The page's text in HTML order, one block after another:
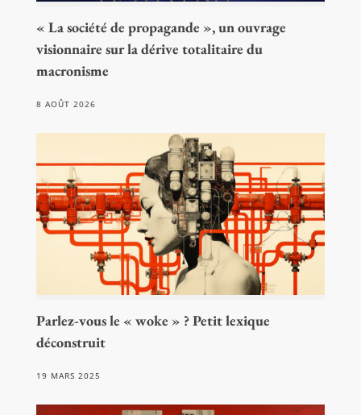
« La société de propagande », un ouvrage
visionnaire sur la dérive totalitaire du
macronisme
8 AOÛT 2026
Parlez-vous le « woke » ? Petit lexique
déconstruit
19 MARS 2025